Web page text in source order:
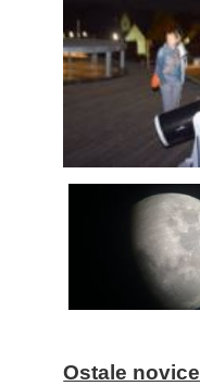
Ostale novice